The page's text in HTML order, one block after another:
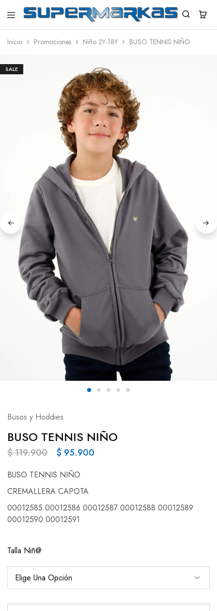
SuperMarkas
Ropa
con
Inicio Promociones Niño 2Y-18Y BUSO TENNIS NIÑO
SALE
Busos y Hoddies
BUSO TENNIS NIÑO
$119.900 $ 95.900
BUSO TENNIS NIÑO
CREMALLERA CAPOTA
00012585 00012586 00012587 00012588 00012589
00012590 00012591
Talla Niñ@